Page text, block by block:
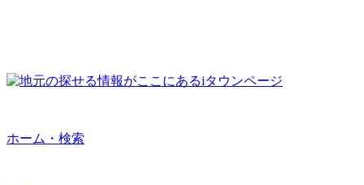
ホーム・検索